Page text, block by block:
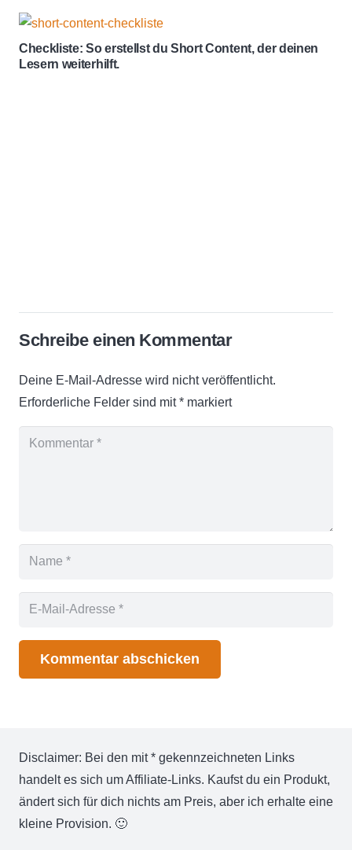
Checkliste: So erstellst du Short Content, der deinen
Lesern weiterhilft.
Schreibe einen Kommentar
Deine E-Mail-Adresse wird nicht veröffentlicht.
Erforderliche Felder sind mit* markiert
Kommentar abschicken
Disclaimer: Bei den mit * gekennzeichneten Links
handelt es sich um Affiliate-Links. Kaufst du ein Produkt,
ändert sich für dich nichts am Preis, aber ich erhalte eine
kleine Provision. 🙂